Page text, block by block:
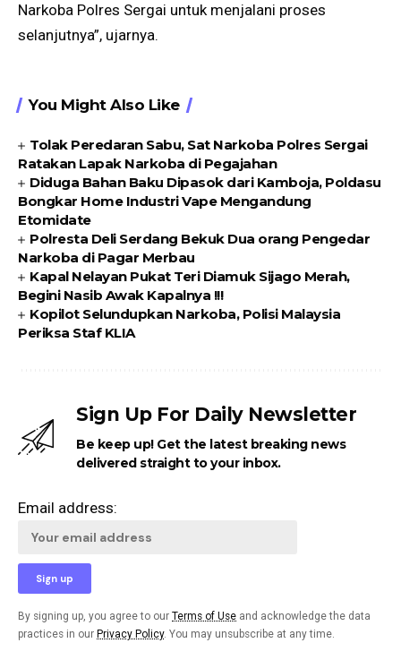
Narkoba Polres Sergai untuk menjalani proses
selanjutnya”, ujarnya.
You Might Also Like
Tolak Peredaran Sabu, Sat Narkoba Polres Sergai
Ratakan Lapak Narkoba di Pegajahan
Diduga Bahan Baku Dipasok dari Kamboja, Poldasu
Bongkar Home Industri Vape Mengandung
Etomidate
Polresta Deli Serdang Bekuk Dua orang Pengedar
Narkoba di Pagar Merbau
Kapal Nelayan Pukat Teri Diamuk Sijago Merah,
Begini Nasib Awak Kapalnya !!!
Kopilot Selundupkan Narkoba, Polisi Malaysia
Periksa Staf KLIA
Sign Up For Daily Newsletter
Be keep up! Get the latest breaking news
delivered straight to your inbox.
Email address:
By signing up, you agree to our Terms of Use and acknowledge the data
practices in our Privacy Policy. You may unsubscribe at any time.